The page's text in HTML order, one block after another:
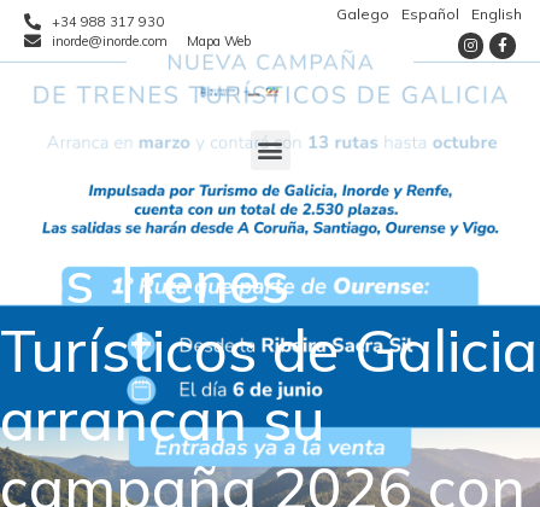
+34 988 317 930
inorde@inorde.com
Mapa Web
Galego Español English
Los Trenes
Turísticos de Galicia
arrancan su
campaña 2026 con